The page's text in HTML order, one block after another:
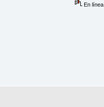
En línea